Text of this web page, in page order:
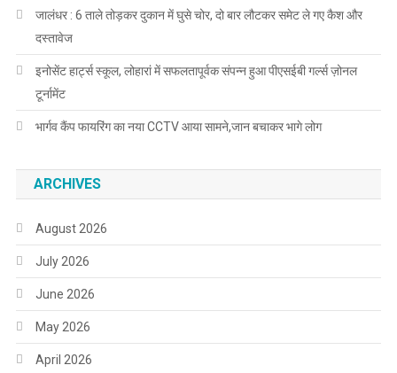
जालंधर : 6 ताले तोड़कर दुकान में घुसे चोर, दो बार लौटकर समेट ले गए कैश और
दस्तावेज
इनोसेंट हार्ट्स स्कूल, लोहारां में सफलतापूर्वक संपन्न हुआ पीएसईबी गर्ल्स ज़ोनल
टूर्नामेंट
भार्गव कैंप फायरिंग का नया CCTV आया सामने,जान बचाकर भागे लोग
ARCHIVES
August 2026
July 2026
June 2026
May 2026
April 2026